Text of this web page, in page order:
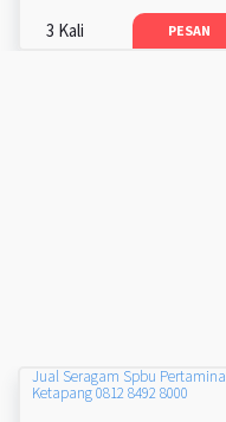
3 Kali PESAN
Jual Seragam Spbu Pertamina
Ketapang 0812 8492 8000